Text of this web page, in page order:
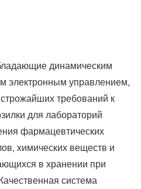
динамическим
электронным управлением,
требований к
для лабораторий
фармацевтических
химических веществ и
в хранении при
система